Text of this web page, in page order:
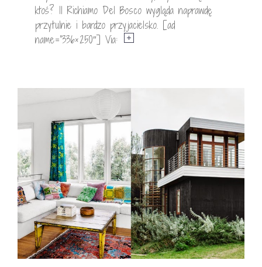
ktoś? Il Richiamo Del Bosco wygląda naprawdę
przytulnie i bardzo przyjacielsko. [ad
name=”336×250″] Via: